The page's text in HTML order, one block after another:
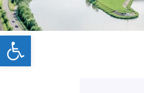
Ouvrir la barre d’outils